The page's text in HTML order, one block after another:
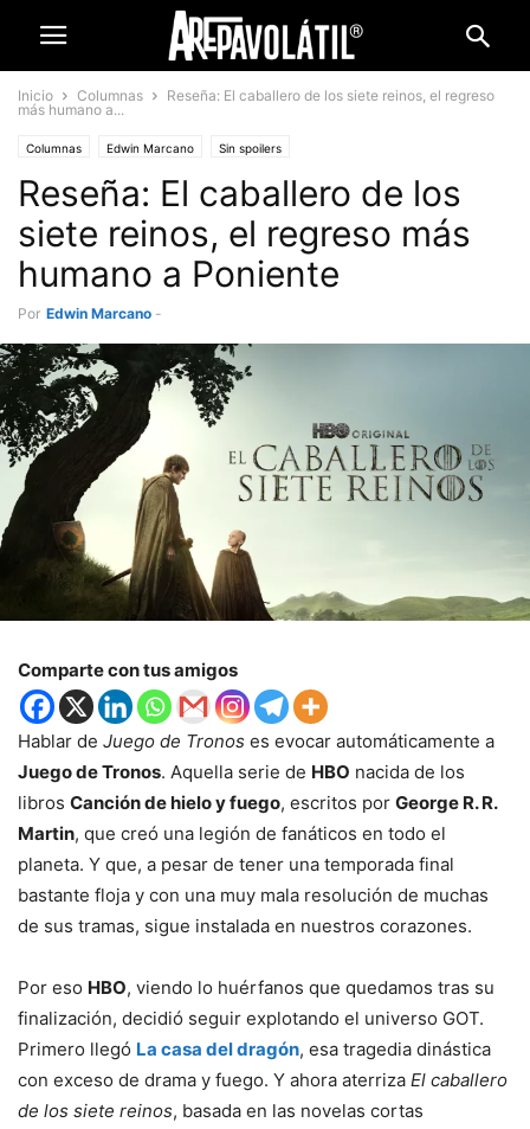
Inicio Columnas
Reseña: El caballero de los siete reinos, el regreso
más humano a...
Columnas Edwin Marcano Sin spoilers
Reseña: El caballero de los
siete reinos, el regreso más
humano a Poniente
Por Edwin Marcano -
Comparte con tus amigos
Hablar de Juego de Tronos es evocar automáticamente a
Juego de Tronos. Aquella serie de HBO nacida de los
libros Canción de hielo y fuego, escritos por George R. R.
Martin, que creó una legión de fanáticos en todo el
planeta. Y que, a pesar de tener una temporada final
bastante floja y con una muy mala resolución de muchas
de sus tramas, sigue instalada en nuestros corazones.
Por eso HBO, viendo lo huérfanos que quedamos tras su
finalización, decidió seguir explotando el universo GOT.
Primero llegó La casa del dragón, esa tragedia dinástica
con exceso de drama y fuego. Y ahora aterriza El caballero
de los siete reinos, basada en las novelas cortas